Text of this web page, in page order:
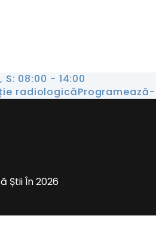
S: 08:00 - 14:00
radiologică
Știi În 2026